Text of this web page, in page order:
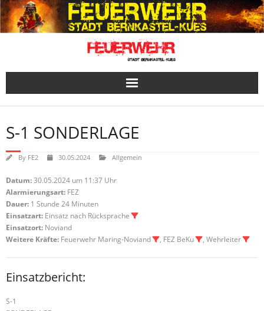
Skip
to
content
S-1 SONDERLAGE
By FE2 30.05.2024 Allgemein
Datum:30.05.2024 um 11:37 Uhr
Alarmierungsart: FEZ
Dauer: 1 Stunde 24 Minuten
Einsatzart: Einsatz nach Rücksprache
Einsatzort: Noviand
Weitere Kräfte: Feuerwehr Maring-Noviand , FEZ BeKu , Wehrleiter
Einsatzbericht:
S-1